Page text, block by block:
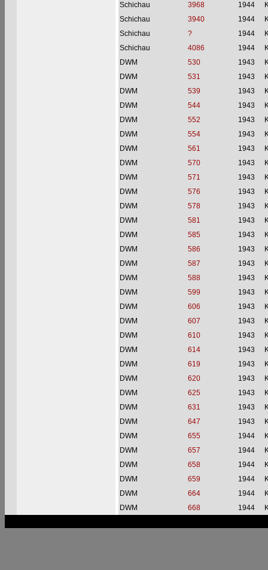
Schichau
3968 1944
Schichau
3940 1944
Schichau
? 1944
Schichau
4086 1944
DWM
530 1943
DWM
531 1943
DWM
539 1943
DWM
544 1943
DWM
552 1943
DWM
554 1943
DWM
561 1943
DWM
570 1943
DWM
571 1943
DWM
576 1943
DWM
578 1943
DWM
581 1943
DWM
585 1943
DWM
586 1943
DWM
587 1943
DWM
588 1943
DWM
599 1943
DWM
606 1943
DWM
607 1943
DWM
610 1943
DWM
614 1943
DWM
619 1943
DWM
620 1943
DWM
625 1943
DWM
631 1943
DWM
647 1943
DWM
655 1944
DWM
657 1944
DWM
658 1944
DWM
659 1944
DWM
664 1944
DWM
668 1944